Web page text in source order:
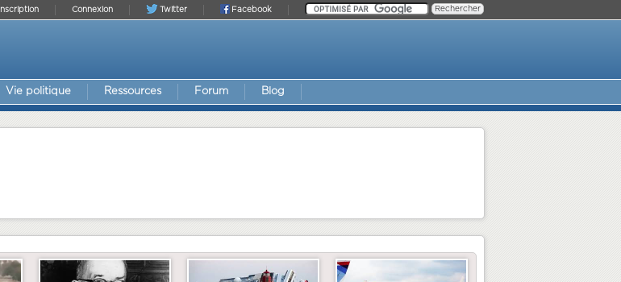
Facebook
Twitter
Connexion
Inscription
Vie politique Ressources Forum Blog